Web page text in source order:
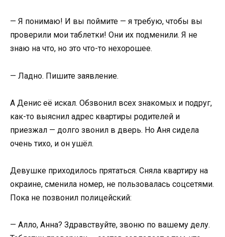
— Я понимаю! И вы поймите — я требую, чтобы вы
проверили мои таблетки! Они их подменили. Я не
знаю на что, но это что-то нехорошее.
— Ладно. Пишите заявление.
А Денис её искал. Обзвонил всех знакомых и подруг,
как-то выяснил адрес квартиры родителей и
приезжал — долго звонил в дверь. Но Аня сидела
очень тихо, и он ушёл.
Девушке приходилось прятаться. Сняла квартиру на
окраине, сменила номер, не пользовалась соцсетями.
Пока не позвонил полицейский:
— Алло, Анна? Здравствуйте, звоню по вашему делу.